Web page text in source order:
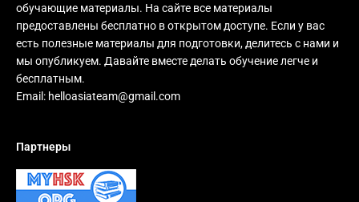
обучающие материалы. На сайте все материалы
предоставлены бесплатно в открытом доступе. Если у вас
есть полезные материалы для подготовки, делитесь с нами и
мы опубликуем. Давайте вместе делать обучение легче и
бесплатным.
Email: helloasiateam@gmail.com
Партнеры